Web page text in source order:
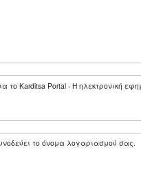
Karditsa Portal - Η ηλεκτρονική
το όνομα λογαριασμού σας.